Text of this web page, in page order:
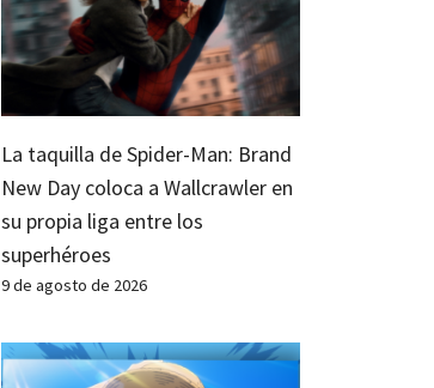
La taquilla de Spider-Man: Brand
New Day coloca a Wallcrawler en
su propia liga entre los
superhéroes
9 de agosto de 2026